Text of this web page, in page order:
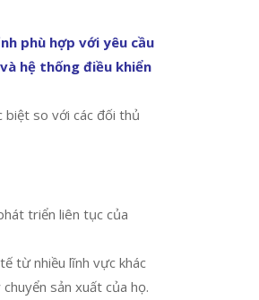
phù hợp với yêu cầu
hệ thống điều khiển
biệt so với các đối thủ
triển liên tục của
từ nhiều lĩnh vực khác
sản xuất của họ.